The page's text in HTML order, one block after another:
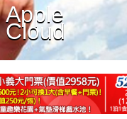
Apple
Cloud